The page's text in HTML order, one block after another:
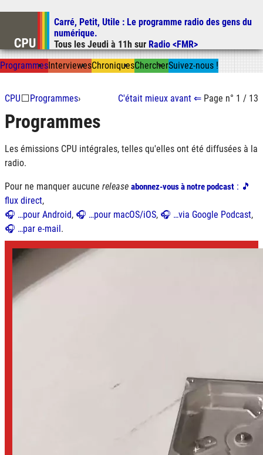
Aller au contenu
Aller à la recherche
Carré, Petit, Utile : Le programme radio des gens du
numérique.
Tous les Jeudi à 11h sur Radio <FMR>
ProgrammesInterviewesChroniquesChercherSuivez-nous !
CPU⬜Programmes› C'était mieux avant ⇐ Page n° 1 / 13
Programmes
Les émissions CPU intégrales, telles qu'elles ont été diffusées à la
radio.
Pour ne manquer aucune release abonnez-vous à notre podcast : 🎵
flux direct,
🎧 …pour Android, 🎧 …pour macOS/iOS, 🎧 …via Google Podcast,
🎧 …par e-mail.